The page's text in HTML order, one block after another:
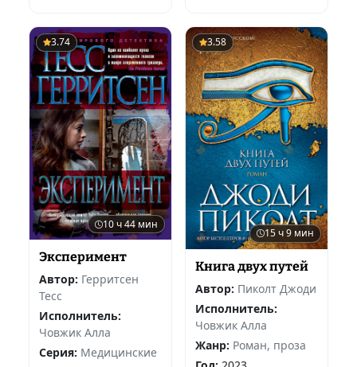
3.74
10 ч 44 мин
Эксперимент
Автор: Герритсен
Тесс
Исполнитель:
Човжик Алла
Серия: Медицинские
3.58
15 ч 9 мин
Книга двух путей
Автор: Пиколт Джоди
Исполнитель:
Човжик Алла
Жанр: Роман, проза